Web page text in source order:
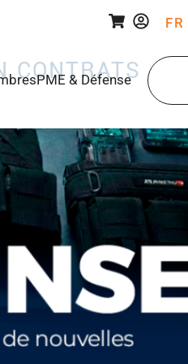
FR
PME & Défense
CONTRATS